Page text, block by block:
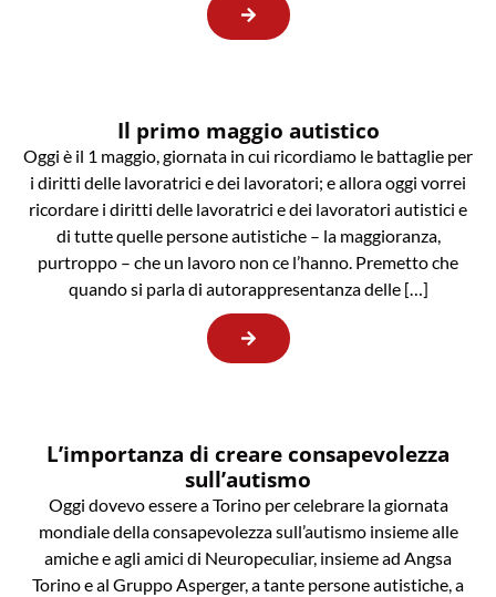
Il primo maggio autistico
Oggi è il 1 maggio, giornata in cui ricordiamo le battaglie per
i diritti delle lavoratrici e dei lavoratori; e allora oggi vorrei
ricordare i diritti delle lavoratrici e dei lavoratori autistici e
di tutte quelle persone autistiche – la maggioranza,
purtroppo – che un lavoro non ce l’hanno. Premetto che
quando si parla di autorappresentanza delle […]
L’importanza di creare consapevolezza
sull’autismo
Oggi dovevo essere a Torino per celebrare la giornata
mondiale della consapevolezza sull’autismo insieme alle
amiche e agli amici di Neuropeculiar, insieme ad Angsa
Torino e al Gruppo Asperger, a tante persone autistiche, a